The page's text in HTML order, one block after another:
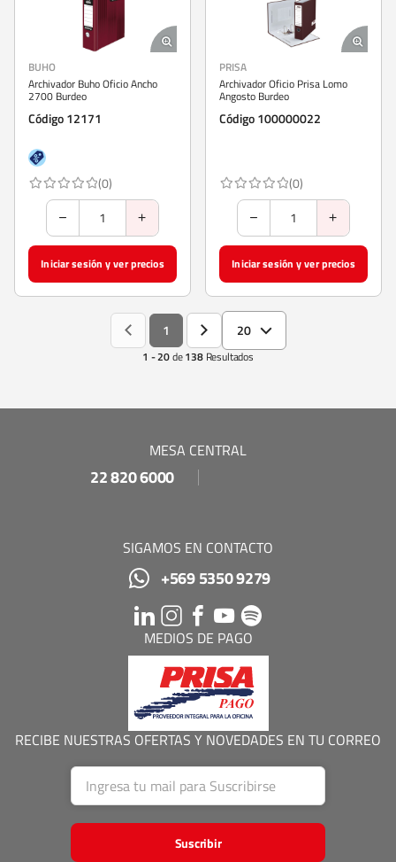
BUHO
Archivador Buho Oficio Ancho
2700 Burdeo
Código 12171
(0)
Iniciar sesión y ver precios
PRISA
Archivador Oficio Prisa Lomo
Angosto Burdeo
Código 100000022
(0)
Iniciar sesión y ver precios
1 - 20de138Resultados
1 20
MESA CENTRAL
22 820 6000
SIGAMOS EN CONTACTO
+569 5350 9279
MEDIOS DE PAGO
RECIBE NUESTRAS OFERTAS Y NOVEDADES EN TU CORREO
Suscribir